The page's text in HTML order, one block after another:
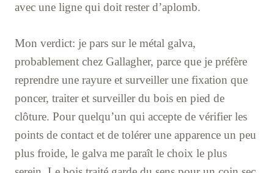
avec une ligne qui doit rester d’aplomb.
Mon verdict: je pars sur le métal galva,
probablement chez Gallagher, parce que je préfère
reprendre une rayure et surveiller une fixation que
poncer, traiter et surveiller du bois en pied de
clôture. Pour quelqu’un qui accepte de vérifier les
points de contact et de tolérer une apparence un peu
plus froide, le galva me paraît le choix le plus